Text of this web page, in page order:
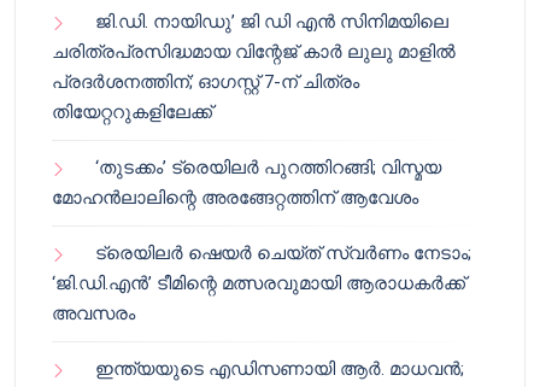
ജി.ഡി. നായിഡു’ ജി ഡി എൻ സിനിമയിലെ
ചരിത്രപ്രസിദ്ധമായ വിന്റേജ് കാർ ലുലു മാളിൽ
പ്രദർശനത്തിന്; ഓഗസ്റ്റ് 7-ന് ചിത്രം
തിയേറ്ററുകളിലേക്ക്
‘തുടക്കം’ ട്രെയിലർ പുറത്തിറങ്ങി; വിസ്മയ
മോഹൻലാലിന്റെ അരങ്ങേറ്റത്തിന് ആവേശം
ട്രെയിലർ ഷെയർ ചെയ്‌ത് സ്വർണം നേടാം;
‘ജി.ഡി.എൻ’ ടീമിന്റെ മത്സരവുമായി ആരാധകർക്ക്
അവസരം
ഇന്ത്യയുടെ എഡിസണായി ആർ. മാധവൻ;